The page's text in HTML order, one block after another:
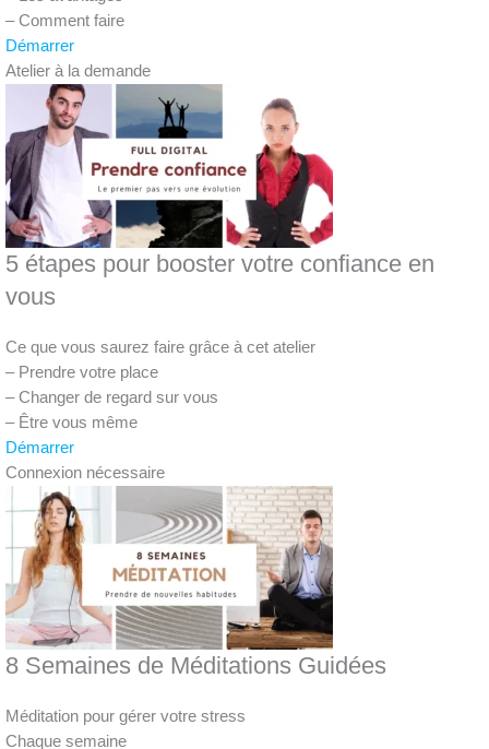
– Comment faire
Démarrer
Atelier à la demande
5 étapes pour booster votre confiance en
vous
Ce que vous saurez faire grâce à cet atelier
– Prendre votre place
– Changer de regard sur vous
– Être vous même
Démarrer
Connexion nécessaire
8 Semaines de Méditations Guidées
Méditation pour gérer votre stress
Chaque semaine